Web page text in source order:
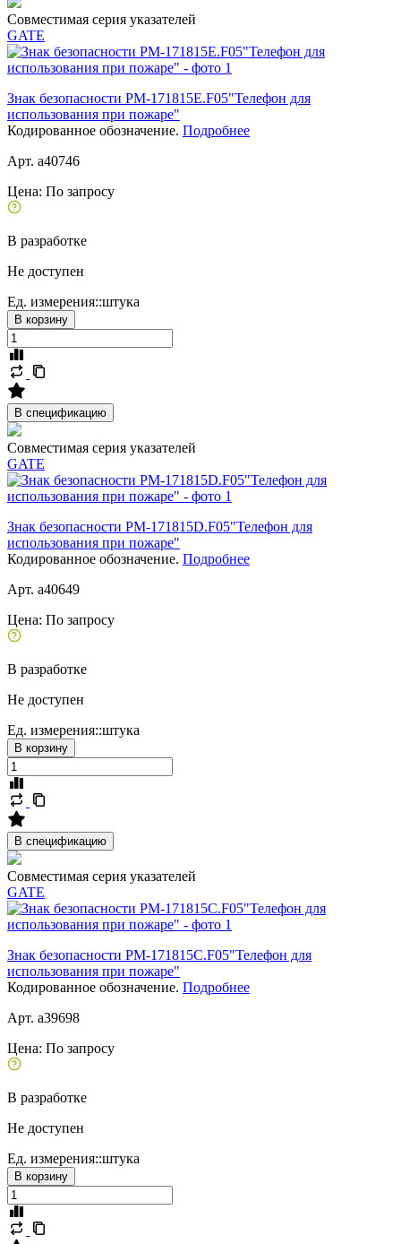
Совместимая серия указателей
GATE
Знак безопасности PM-171815E.F05"Телефон для
использования при пожаре"
Кодированное обозначение. Подробнее
Арт. a40746
Цена: По запросу
В разработке
Не доступен
Ед. измерения::штука
В корзину
В спецификацию
Совместимая серия указателей
GATE
Знак безопасности PM-171815D.F05"Телефон для
использования при пожаре"
Кодированное обозначение. Подробнее
Арт. a40649
Цена: По запросу
В разработке
Не доступен
Ед. измерения::штука
В корзину
В спецификацию
Совместимая серия указателей
GATE
Знак безопасности PM-171815C.F05"Телефон для
использования при пожаре"
Кодированное обозначение. Подробнее
Арт. a39698
Цена: По запросу
В разработке
Не доступен
Ед. измерения::штука
В корзину